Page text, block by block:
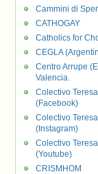
Cammini di
CATHOGAY
Catholics for
CEGLA
Centro Arrupe
Valencia.
Colectivo
(Facebook)
Colectivo
(Instagram)
Colectivo
(Youtube)
CRISMHOM